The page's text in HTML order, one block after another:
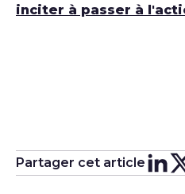
inciter à passer à
Partager cet article